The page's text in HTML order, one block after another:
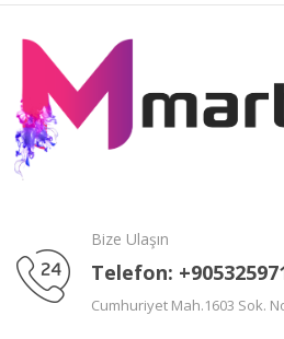
Bize Ulaşın
Telefon:
Cumhuriyet Mah.1603 Sok.